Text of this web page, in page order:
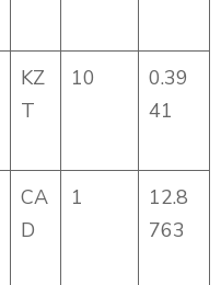
KZ
T
10
0.39
41
CA
D
1
12.8
763